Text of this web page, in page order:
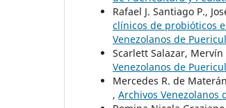
Rafael J. Santiago P.,
clínicos de probióticos
Venezolanos de
Scarlett Salazar, Mervín
Venezolanos de
Mercedes R. de
, Archivos Venezolanos